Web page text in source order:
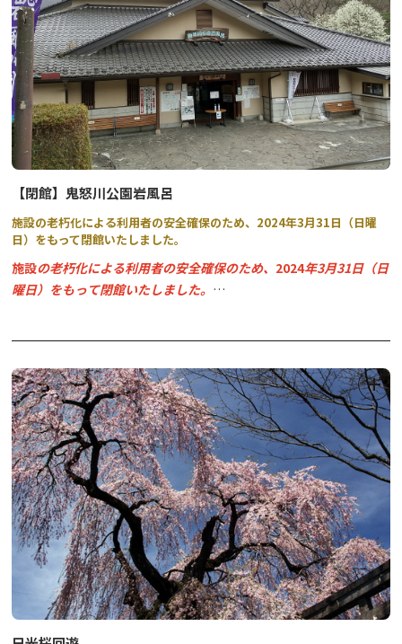
ています。
公式Webサイトより、ぜひ詳細をご覧ください。
【閉館】鬼怒川公園岩風呂
施設の老朽化による利用者の安全確保のため、2024年3月31日（日曜
日）をもって閉館いたしました。
施設の老朽化による利用者の安全確保のため、 2024年3月31日（日
曜日）をもって閉館いたしました。
泉質はアルカリ性単純温泉で、やわらかく肌にやさしいお湯が特徴
です。男女それぞれに露天風呂・内湯があり、特に岩作りの露天風
呂は源泉100％で湯量豊富、四季の草花や鳥のさえずりを楽しみな
がらのんびりと入湯できます。
ゆったりとお湯に浸かりながら山々の景色を満喫して、レジャーや
ドライブの疲れを癒してみては？
鬼怒川公園内に４月に咲くシダレザクラも見事です。